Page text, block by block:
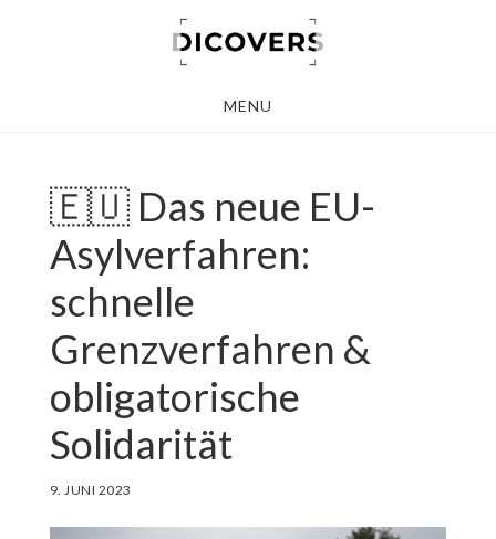
MENU
🇪🇺 Das neue EU-
Asylverfahren:
schnelle
Grenzverfahren &
obligatorische
Solidarität
9. JUNI 2023